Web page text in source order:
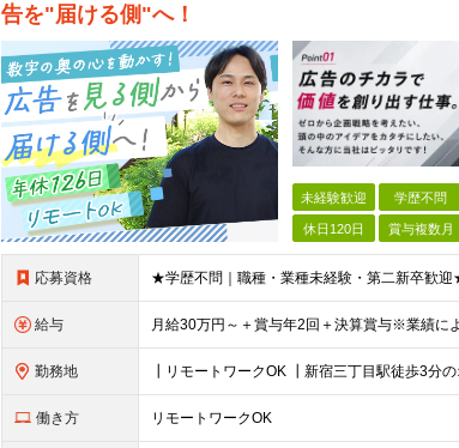
告を"届ける側"へ！
未経験歓迎 学歴不問
休日120日 賞与複数月
応募資格
給与
勤務地
働き方 リモートワークOK